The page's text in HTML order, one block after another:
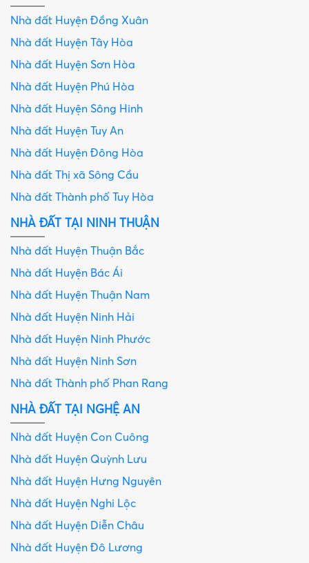
Nhà đất Huyện Đồng Xuân
Nhà đất Huyện Tây Hòa
Nhà đất Huyện Sơn Hòa
Nhà đất Huyện Phú Hòa
Nhà đất Huyện Sông Hinh
Nhà đất Huyện Tuy An
Nhà đất Huyện Đông Hòa
Nhà đất Thị xã Sông Cầu
Nhà đất Thành phố Tuy Hòa
NHÀ ĐẤT TẠI NINH THUẬN
Nhà đất Huyện Thuận Bắc
Nhà đất Huyện Bác Ái
Nhà đất Huyện Thuận Nam
Nhà đất Huyện Ninh Hải
Nhà đất Huyện Ninh Phước
Nhà đất Huyện Ninh Sơn
Nhà đất Thành phố Phan Rang
NHÀ ĐẤT TẠI NGHỆ AN
Nhà đất Huyện Con Cuông
Nhà đất Huyện Quỳnh Lưu
Nhà đất Huyện Hưng Nguyên
Nhà đất Huyện Nghi Lộc
Nhà đất Huyện Diễn Châu
Nhà đất Huyện Đô Lương